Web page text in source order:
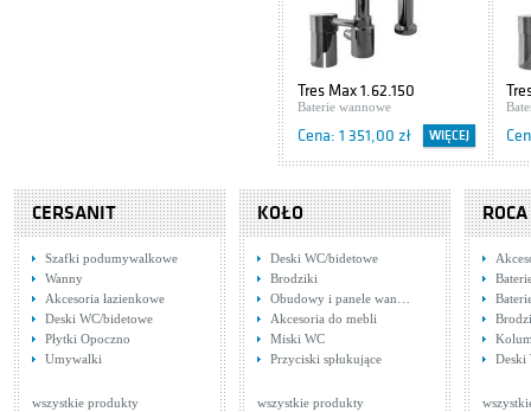
Hansgrohe Axor
Citterio 39446000
Tres Max 1.62.150
Baterie wannowe
Cena: 1 351,00 zł WIĘCEJ
Tres MAX 1.62.703
Cena: 547,00 zł WIĘCEJ
CERSANIT
Szafki podumywalkowe
Wanny
Akcesoria łazienkowe
Deski WC/bidetowe
Płytki Opoczno
Umywalki
wszystkie produkty
KOŁO
Deski WC/bidetowe
Brodziki
Obudowy i panele wan…
Akcesoria do mebli
Miski WC
Przyciski spłukujące
wszystkie produkty
ROCA
Deski